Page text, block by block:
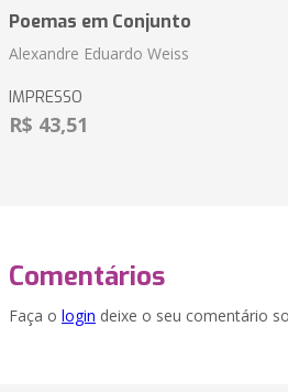
Poemas em Conjunto
Alexandre Eduardo Weiss
IMPRESSO
R$ 43,51
Comentários
Faça o login deixe o seu comentário